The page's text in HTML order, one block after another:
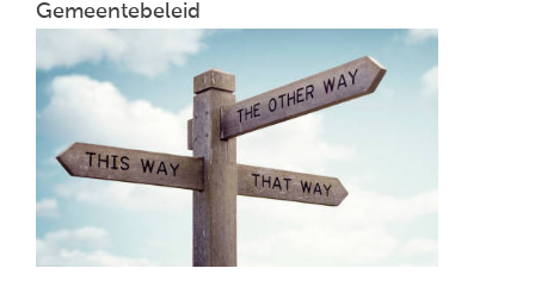
Gemeentebeleid